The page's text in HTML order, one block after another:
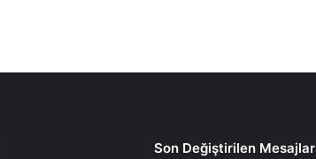
Son Değiştirilen Mesajlar